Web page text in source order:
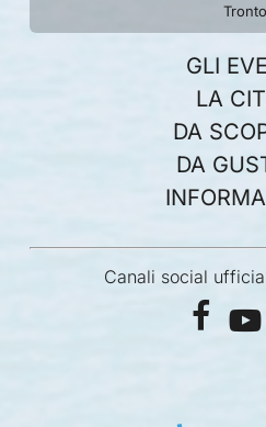
Tronto
GLI
LA
DA
DA
Canali social